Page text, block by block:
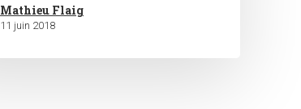
Mathieu Flaig
11 juin 2018